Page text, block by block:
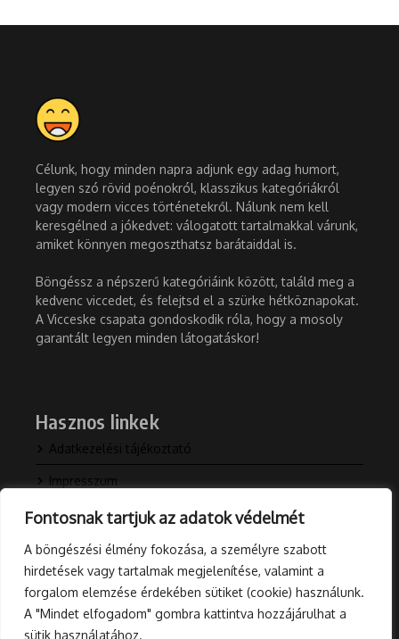
Fontosnak tartjuk az adatok védelmét
A böngészési élmény fokozása, a személyre szabott
hirdetések vagy tartalmak megjelenítése, valamint a
forgalom elemzése érdekében sütiket (cookie) használunk.
A "Mindet elfogadom" gombra kattintva hozzájárulhat a
sütik használatához.
Célunk, hogy minden napra adjunk egy adag humort,
legyen szó rövid poénokról, klasszikus kategóriákról
vagy modern vicces történetekről. Nálunk nem kell
keresgélned a jókedvet: válogatott tartalmakkal várunk,
amiket könnyen megoszthatsz barátaiddal is.
Böngéssz a népszerű kategóriáink között, találd meg a
kedvenc viccedet, és felejtsd el a szürke hétköznapokat.
A Vicceske csapata gondoskodik róla, hogy a mosoly
garantált legyen minden látogatáskor!
Hasznos linkek
Adatkezelési tájékoztató
Impresszum
Kapcsolat
Rólunk
Blog